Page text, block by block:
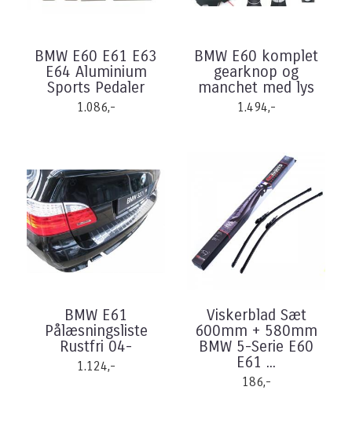
BMW E60 E61 E63
E64 Aluminium
Sports Pedaler
1.086,-
BMW E60 komplet
gearknop og
manchet med lys
1.494,-
BMW E61
Pålæsningsliste
Rustfri 04-
1.124,-
Viskerblad Sæt
600mm + 580mm
BMW 5-Serie E60
E61 ...
186,-